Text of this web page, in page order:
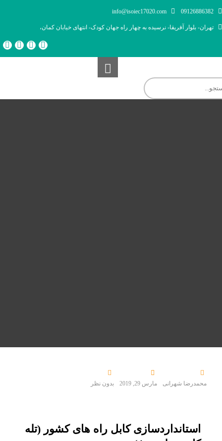
09126886382
info@isoiec17020.com
تهران- بلوار آفریقا- نرسیده به چهار راه جهان کودک- انتهای خیابان کمان،
محمدرضا شهرانی مارس 29, 2019 بدون نظر
استانداردسازی کابل راه های کشور (تله